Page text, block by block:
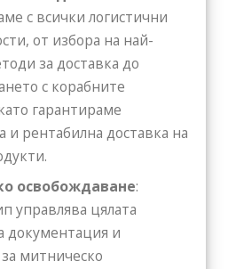
с всички логистични
от избора на най-
за доставка до
с корабните
гарантираме
и рентабилна доставка на
освобождаване:
управлява цялата
документация и
митническо